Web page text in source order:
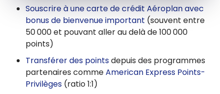
Souscrire à une carte de crédit Aéroplan avec
bonus de bienvenue important (souvent entre
50 000 et pouvant aller au delà de 100 000
points)
Transférer des pointsdepuis des programmes
partenaires commeAmerican Express Points-
Privilèges (ratio 1:1)